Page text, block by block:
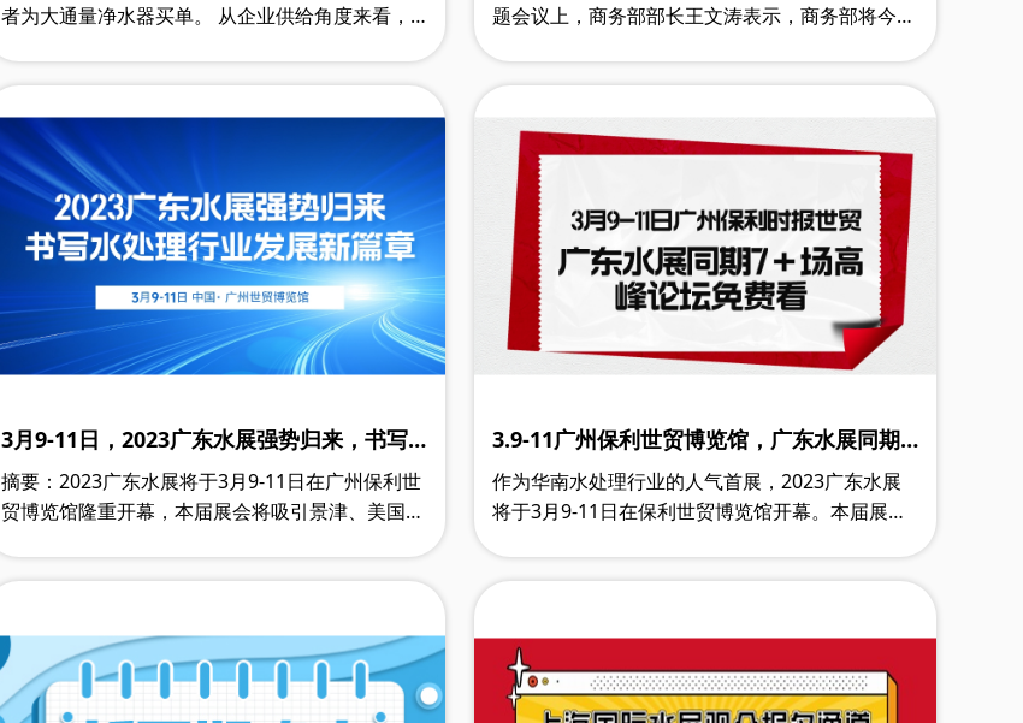
者为大通量净水器买单。 从企业供给角度来看，
题会议上，商务部部长王文涛表示，商务部将今年
3月9-11日，2023广东水展强势归来，书写
水处理行业发展新篇章
摘要：2023广东水展将于3月9-11日在广州保利世
贸博览馆隆重开幕，本届展会将吸引景津、美国海
3.9-11广州保利世贸博览馆，广东水展同期
7+场高峰论坛免费看
作为华南水处理行业的人气首展，2023广东水展
将于3月9-11日在保利世贸博览馆开幕。本届展会